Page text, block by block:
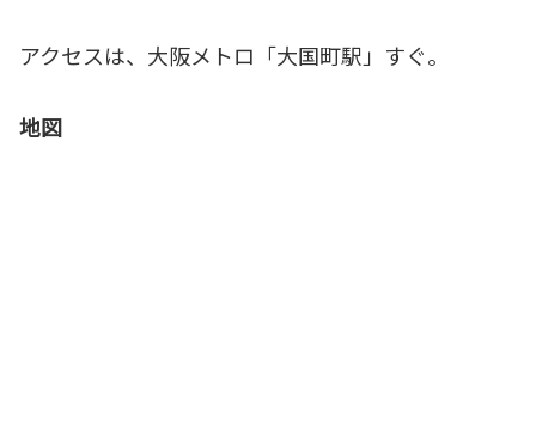
アクセスは、大阪メトロ「大国町駅」すぐ。
地図